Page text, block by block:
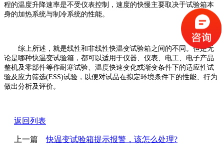
程的温度升降速率是不受仪表控制，速度的快慢主要取决于试验箱本
身的加热系统与制冷系统的性能。
综上所述，就是线性和非线性快温变试验箱之间的不同。但是无
论是哪种快温变试验箱，都可以适用于仪器、仪表、电工、电子产品
整机及零部件等作耐寒试验、温度快速变化或渐变条件下的适应性试
验及应力筛选(ESS)试验，以便对试品在拟定环境条件下的性能、行为
做出分析及评价。
返回列表
上一篇快温变试验箱提示报警，该怎么处理?